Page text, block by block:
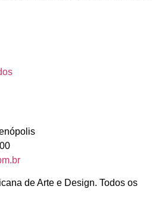
de Arte e Design. Todos os